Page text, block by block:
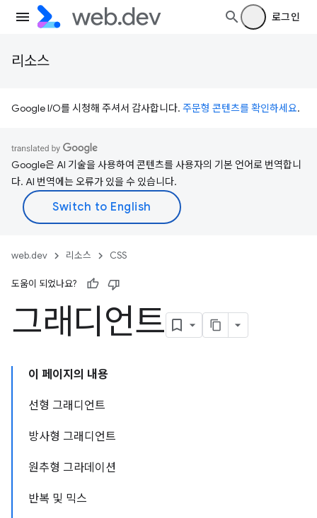
로그인
리소스
Google I/O를 시청해 주셔서 감사합니다. 주문형 콘텐츠를 확인하세요.
Google은 AI 기술을 사용하여 콘텐츠를 사용자의 기본 언어로 번역합니
다. AI 번역에는 오류가 있을 수 있습니다.
web.dev 리소스 CSS
도움이 되었나요?
그래디언트
이 페이지의 내용
선형 그래디언트
방사형 그래디언트
원추형 그라데이션
반복 및 믹스